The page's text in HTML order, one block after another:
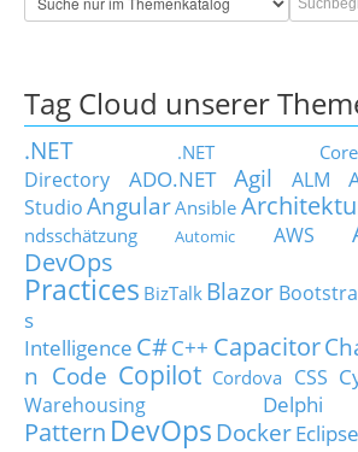
Tag Cloud unserer
.NET .NET Core
Directory
ADO.NET Agil ALM
StudioAngularAnsible
ndsschätzung
Automic AWS
DevOps
Practices BizTalk Blazor
s
Intelligence C#C++ Capacitor
n Code Copilot Cordova CSS
Warehousing
Delphi
Pattern DevOps DockerEclipse